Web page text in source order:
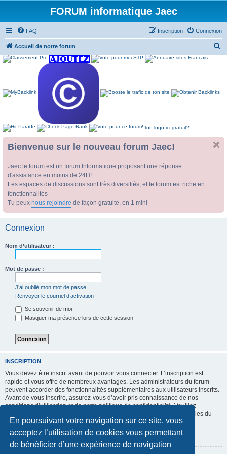
En poursuivant votre navigation sur ce site, vous
acceptez l’utilisation de cookies vous permettant
de bénéficier d’une expérience de navigation
FORUM informatique Jaec
FAQ Connexion
Inscription
Accueil de notre forum
ton logo ici gratuit?
Bienvenue sur le nouveau forum Jaec!
Jaec le forum est un forum Informatique proposant une réponse
d'assistance en moins de 24H!
Les espaces de discussions sont très diversifiés, et le forum est riche en
fonctionnalités
Tu peux nous rejoindre de façon gratuite, en 1 min!
Connexion
Nom d’utilisateur :
Mot de passe :
J’ai oublié mon mot de passe
Renvoyer le courriel d’activation
Se souvenir de moi
Masquer ma présence lors de cette session
INSCRIPTION
Vous devez être inscrit avant de pouvoir vous connecter. L’inscription est
rapide et vous offre de nombreux avantages. Les administrateurs du forum
peuvent accorder des fonctionnalités supplémentaires aux utilisateurs inscrits.
Avant de vous inscrire, assurez-vous d’avoir pris connaissance de nos
conditions d’utilisation et de notre politique de confidentialité. Veuillez
également prendre le temps de consulter attentivement toutes les règles du
forum lors de votre navigation.
Conditions d’utilisation|Politique de confidentialité